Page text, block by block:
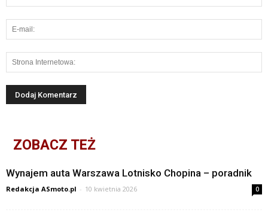
ZOBACZ TEŻ
Wynajem auta Warszawa Lotnisko Chopina – poradnik
Redakcja ASmoto.pl - 10 kwietnia 2026 0